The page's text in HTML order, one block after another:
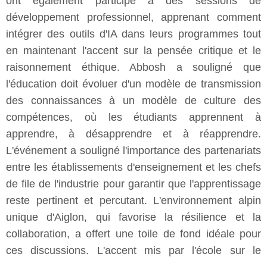
développement professionnel, apprenant comment
intégrer des outils d'IA dans leurs programmes tout
en maintenant l'accent sur la pensée critique et le
raisonnement éthique. Abbosh a souligné que
l'éducation doit évoluer d'un modèle de transmission
des connaissances à un modèle de culture des
compétences, où les étudiants apprennent à
apprendre, à désapprendre et à réapprendre.
L'événement a souligné l'importance des partenariats
entre les établissements d'enseignement et les chefs
de file de l'industrie pour garantir que l'apprentissage
reste pertinent et percutant. L'environnement alpin
unique d'Aiglon, qui favorise la résilience et la
collaboration, a offert une toile de fond idéale pour
ces discussions. L'accent mis par l'école sur le